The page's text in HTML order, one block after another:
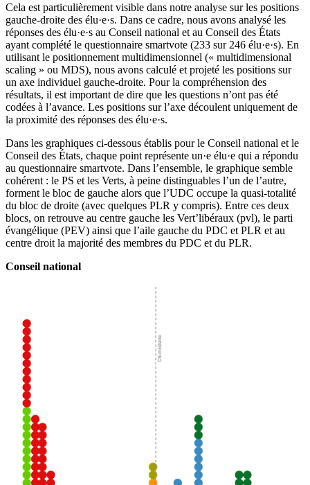
Cela est particulièrement visible dans notre analyse sur les positions
gauche-droite des élu·e·s. Dans ce cadre, nous avons analysé les
réponses des élu·e·s au Conseil national et au Conseil des États
ayant complété le questionnaire smartvote (233 sur 246 élu·e·s). En
utilisant le positionnement multidimensionnel (« multidimensional
scaling » ou MDS), nous avons calculé et projeté les positions sur
un axe individuel gauche-droite. Pour la compréhension des
résultats, il est important de dire que les questions n’ont pas été
codées à l’avance. Les positions sur l’axe découlent uniquement de
la proximité des réponses des élu·e·s.
Dans les graphiques ci-dessous établis pour le Conseil national et le
Conseil des États, chaque point représente un·e élu·e qui a répondu
au questionnaire smartvote. Dans l’ensemble, le graphique semble
cohérent : le PS et les Verts, à peine distinguables l’un de l’autre,
forment le bloc de gauche alors que l’UDC occupe la quasi-totalité
du bloc de droite (avec quelques PLR y compris). Entre ces deux
blocs, on retrouve au centre gauche les Vert’libéraux (pvl), le parti
évangélique (PEV) ainsi que l’aile gauche du PDC et PLR et au
centre droit la majorité des membres du PDC et du PLR.
Conseil national